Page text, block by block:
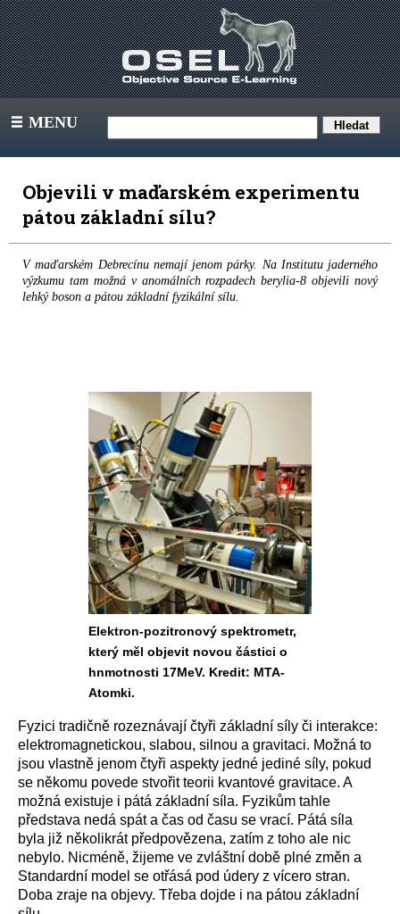
III MENU
Objevili v maďarském experimentu
pátou základní sílu?
V maďarském Debrecínu nemají jenom párky. Na Institutu jaderného
výzkumu tam možná v anomálních rozpadech berylia-8 objevili nový
lehký boson a pátou základní fyzikální sílu.
Elektron-pozitronový spektrometr,
který měl objevit novou částici o
hnmotnosti 17MeV. Kredit: MTA-
Atomki.
Fyzici tradičně rozeznávají čtyři základní síly či interakce:
elektromagnetickou, slabou, silnou a gravitaci. Možná to
jsou vlastně jenom čtyři aspekty jedné jediné síly, pokud
se někomu povede stvořit teorii kvantové gravitace. A
možná existuje i pátá základní síla. Fyzikům tahle
představa nedá spát a čas od času se vrací. Pátá síla
byla již několikrát předpovězena, zatím z toho ale nic
nebylo. Nicméně, žijeme ve zvláštní době plné změn a
Standardní model se otřásá pod údery z vícero stran.
Doba zraje na objevy. Třeba dojde i na pátou základní